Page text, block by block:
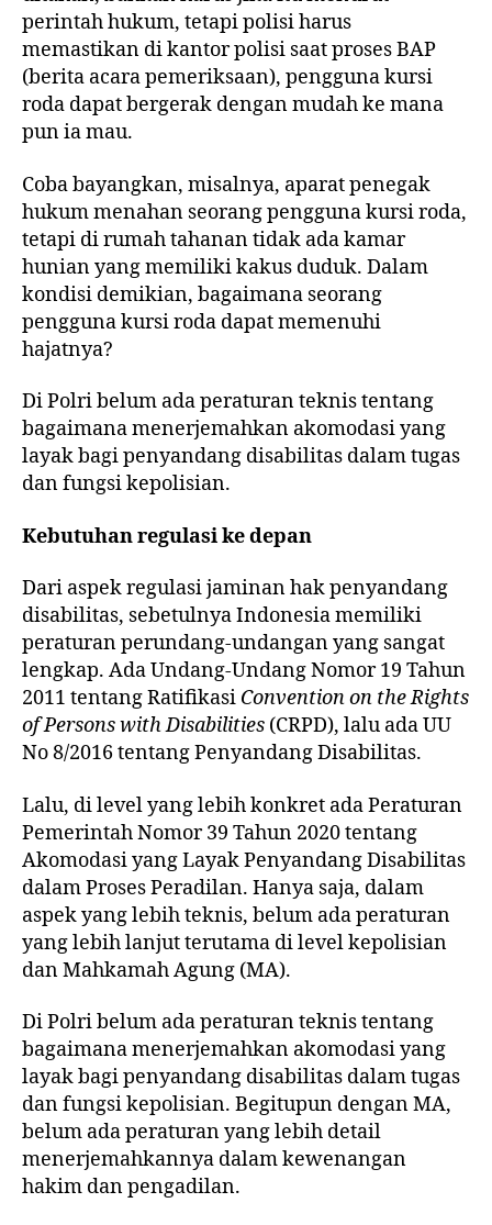
perintah hukum, tetapi polisi harus
memastikan di kantor polisi saat proses BAP
(berita acara pemeriksaan), pengguna kursi
roda dapat bergerak dengan mudah ke mana
pun ia mau.
Coba bayangkan, misalnya, aparat penegak
hukum menahan seorang pengguna kursi roda,
tetapi di rumah tahanan tidak ada kamar
hunian yang memiliki kakus duduk. Dalam
kondisi demikian, bagaimana seorang
pengguna kursi roda dapat memenuhi
hajatnya?
Di Polri belum ada peraturan teknis tentang
bagaimana menerjemahkan akomodasi yang
layak bagi penyandang disabilitas dalam tugas
dan fungsi kepolisian.
Kebutuhan regulasi ke depan
Dari aspek regulasi jaminan hak penyandang
disabilitas, sebetulnya Indonesia memiliki
peraturan perundang-undangan yang sangat
lengkap. Ada Undang-Undang Nomor 19 Tahun
2011 tentang Ratifikasi Convention on the Rights
of Persons with Disabilities (CRPD), lalu ada UU
No 8/2016 tentang Penyandang Disabilitas.
Lalu, di level yang lebih konkret ada Peraturan
Pemerintah Nomor 39 Tahun 2020 tentang
Akomodasi yang Layak Penyandang Disabilitas
dalam Proses Peradilan. Hanya saja, dalam
aspek yang lebih teknis, belum ada peraturan
yang lebih lanjut terutama di level kepolisian
dan Mahkamah Agung (MA).
Di Polri belum ada peraturan teknis tentang
bagaimana menerjemahkan akomodasi yang
layak bagi penyandang disabilitas dalam tugas
dan fungsi kepolisian. Begitupun dengan MA,
belum ada peraturan yang lebih detail
menerjemahkannya dalam kewenangan
hakim dan pengadilan.